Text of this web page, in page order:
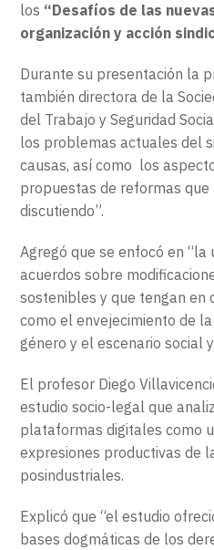
los “Desafíos de las
organización y acción
Durante su presentación la
también directora de la
del Trabajo y Seguridad
los problemas actuales del
causas, así como los
propuestas de reformas
discutiendo”.
Agregó que se enfocó en “la
acuerdos sobre
sostenibles y que tengan en
como el envejecimiento de
género y el escenario social
El profesor Diego
estudio socio-legal que
plataformas digitales como
expresiones productivas de
posindustriales.
Explicó que “el estudio
bases dogmáticas de los